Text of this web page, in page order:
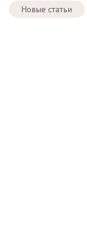
Новые статьи